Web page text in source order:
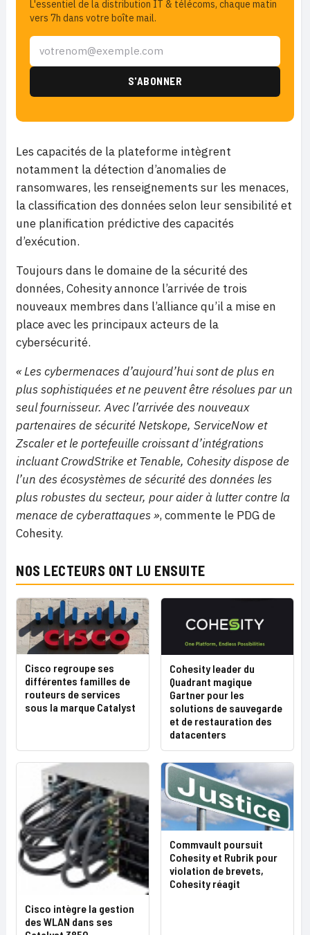
L'essentiel de la distribution IT & télécoms, chaque matin
vers 7h dans votre boîte mail.
Les capacités de la plateforme intègrent
notamment la détection d’anomalies de
ransomwares, les renseignements sur les menaces,
la classification des données selon leur sensibilité et
une planification prédictive des capacités
d’exécution.
Toujours dans le domaine de la sécurité des
données, Cohesity annonce l’arrivée de trois
nouveaux membres dans l’alliance qu’il a mise en
place avec les principaux acteurs de la
cybersécurité.
« Les cybermenaces d’aujourd’hui sont de plus en
plus sophistiquées et ne peuvent être résolues par un
seul fournisseur. Avec l’arrivée des nouveaux
partenaires de sécurité Netskope, ServiceNow et
Zscaler et le portefeuille croissant d’intégrations
incluant CrowdStrike et Tenable, Cohesity dispose de
l’un des écosystèmes de sécurité des données les
plus robustes du secteur, pour aider à lutter contre la
menace de cyberattaques », commente le PDG de
Cohesity.
NOS LECTEURS ONT LU ENSUITE
Cisco regroupe ses
différentes familles de
routeurs de services
sous la marque Catalyst
Cohesity leader du
Quadrant magique
Gartner pour les
solutions de sauvegarde
et de restauration des
datacenters
Cisco intègre la gestion
des WLAN dans ses
Commvault poursuit
Cohesity et Rubrik pour
violation de brevets,
Cohesity réagit